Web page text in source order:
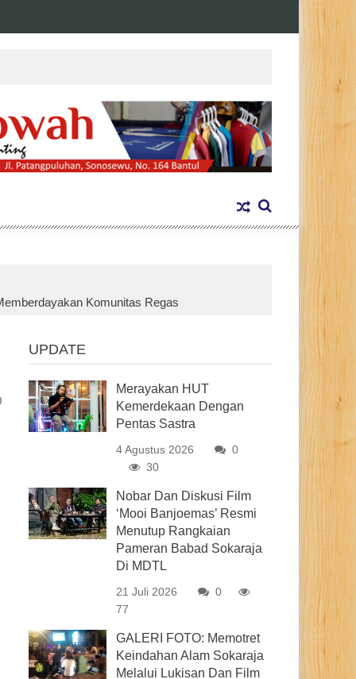
Komunitas Regas
UPDATE
Merayakan HUT
Kemerdekaan Dengan
Pentas Sastra
4 Agustus 2026
0
30
Nobar Dan Diskusi Film
‘Mooi Banjoemas’ Resmi
Menutup Rangkaian
Pameran Babad Sokaraja
Di MDTL
21 Juli 2026
0
77
GALERI FOTO: Memotret
Keindahan Alam Sokaraja
Melalui Lukisan Dan Film